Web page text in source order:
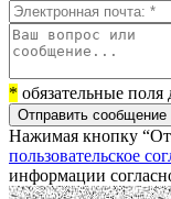
* обязательные поля
Отправить сообщение
Нажимая кнопку
пользовательское
информации